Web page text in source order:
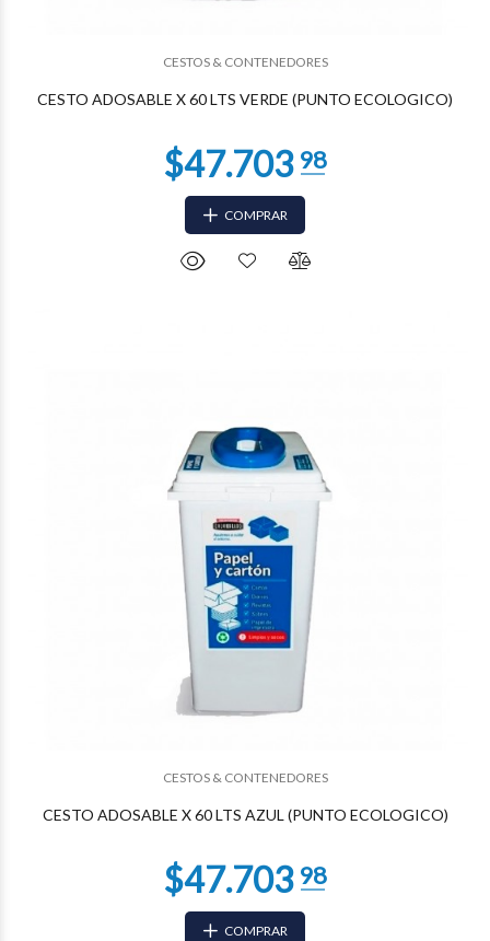
CESTOS & CONTENEDORES
CESTO ADOSABLE X 60 LTS VERDE (PUNTO ECOLOGICO)
COMPRAR
CESTOS & CONTENEDORES
CESTO ADOSABLE X 60 LTS AZUL (PUNTO ECOLOGICO)
COMPRAR